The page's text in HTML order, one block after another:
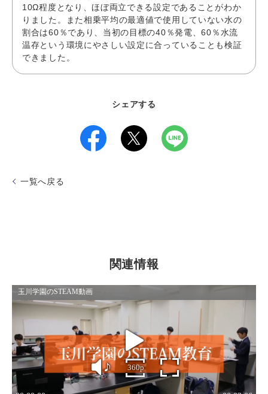
10Ω程度となり、ほぼ両立できる設定であることがわか
りました。また相乗平均の最適値で使用していない水の
割合は60％であり、当初の目標の40％発電、60％水流
温存という環境にやさしい設定に合っていることも検証
できました。
シェアする
一覧へ戻る
関連情報